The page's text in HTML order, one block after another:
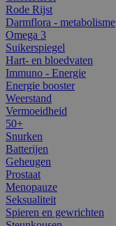
Rode Rijst
Darmflora - metabolisme
Omega 3
Suikerspiegel
Hart- en bloedvaten
Immuno - Energie
Energie booster
Weerstand
Vermoeidheid
50+
Snurken
Batterijen
Geheugen
Prostaat
Menopauze
Seksualiteit
Spieren en gewrichten